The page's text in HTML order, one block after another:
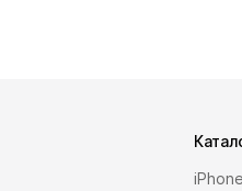
iPhone